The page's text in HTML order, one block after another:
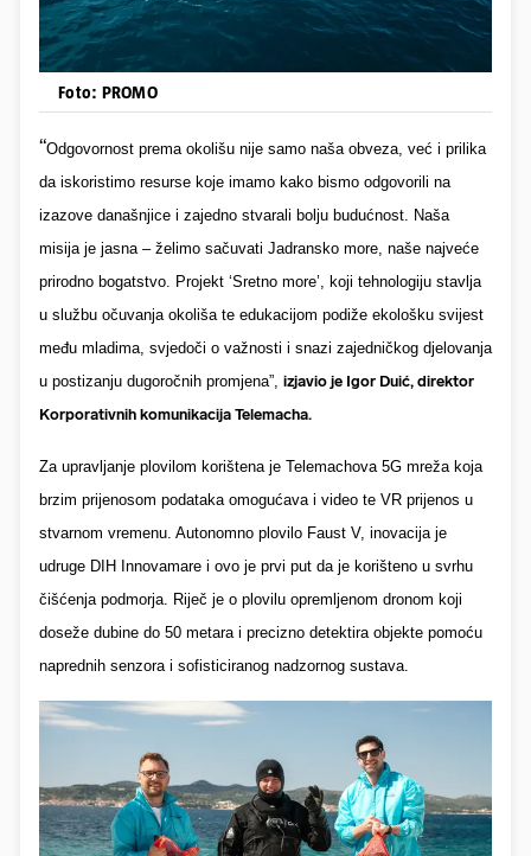
Foto: PROMO
“Odgovornost prema okolišu nije samo naša obveza, već i prilika
da iskoristimo resurse koje imamo kako bismo odgovorili na
izazove današnjice i zajedno stvarali bolju budućnost. Naša
misija je jasna – želimo sačuvati Jadransko more, naše najveće
prirodno bogatstvo. Projekt ‘Sretno more’, koji tehnologiju stavlja
u službu očuvanja okoliša te edukacijom podiže ekološku svijest
među mladima, svjedoči o važnosti i snazi zajedničkog djelovanja
u postizanju dugoročnih promjena”, izjavio je Igor Duić, direktor
Korporativnih komunikacija Telemacha.
Za upravljanje plovilom korištena je Telemachova 5G mreža koja
brzim prijenosom podataka omogućava i video te VR prijenos u
stvarnom vremenu. Autonomno plovilo Faust V, inovacija je
udruge DIH Innovamare i ovo je prvi put da je korišteno u svrhu
čišćenja podmorja. Riječ je o plovilu opremljenom dronom koji
doseže dubine do 50 metara i precizno detektira objekte pomoću
naprednih senzora i sofisticiranog nadzornog sustava.